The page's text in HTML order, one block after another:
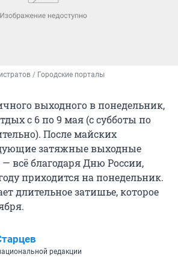
/ Городские порталы
выходного в понедельник,
с 6 по 9 мая (с субботы по
После майских
затяжные выходные
всё благодаря Дню России,
приходится на понедельник.
длительное затишье, которое
редакции